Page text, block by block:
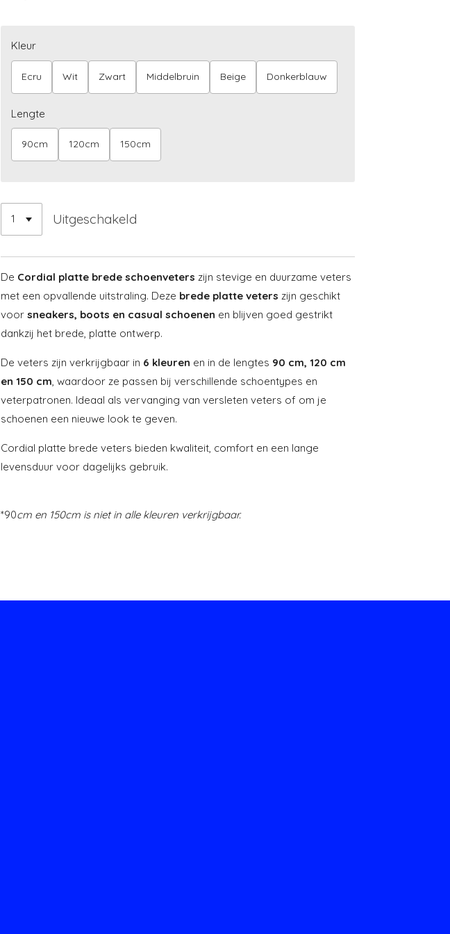
Kleur
Ecru Wit Zwart Middelbruin Beige Donkerblauw
Lengte
90cm 120cm 150cm
Uitgeschakeld
De Cordial platte brede schoenveters zijn stevige en duurzame veters
met een opvallende uitstraling. Deze brede platte veters zijn geschikt
voor sneakers, boots en casual schoenen en blijven goed gestrikt
dankzij het brede, platte ontwerp.
De veters zijn verkrijgbaar in 6 kleuren en in de lengtes 90 cm, 120 cm
en 150 cm, waardoor ze passen bij verschillende schoentypes en
veterpatronen. Ideaal als vervanging van versleten veters of om je
schoenen een nieuwe look te geven.
Cordial platte brede veters bieden kwaliteit, comfort en een lange
levensduur voor dagelijks gebruik.
*90cm en 150cm is niet in alle kleuren verkrijgbaar.